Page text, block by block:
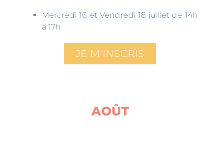
Mercredi 16 et Vendredi 18 juillet de 14h
à 17h
JE M'INSCRIS
AOÛT